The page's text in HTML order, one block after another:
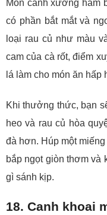
Món canh xương hầm
có phần bắt mắt và
loại rau củ như màu
cam của cà rốt, điểm
lá làm cho món ăn
Khi thưởng thức, bạn
heo và rau củ hòa
đà hơn. Húp một
bắp ngọt giòn thơm và
gì sánh kịp.
18. Canh khoai